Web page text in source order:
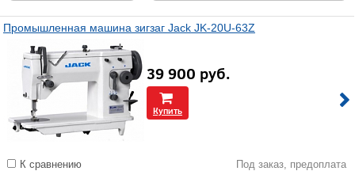
Промышленная машина зигзаг Jack JK-20U-63Z
39 900 руб.
Купить
К сравнению Под заказ, предоплата